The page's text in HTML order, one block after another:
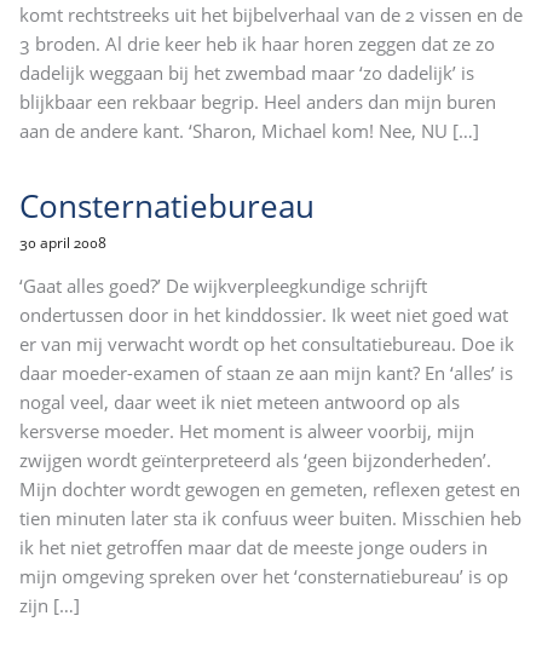
komt rechtstreeks uit het bijbelverhaal van de 2 vissen en de
3 broden. Al drie keer heb ik haar horen zeggen dat ze zo
dadelijk weggaan bij het zwembad maar ‘zo dadelijk’ is
blijkbaar een rekbaar begrip. Heel anders dan mijn buren
aan de andere kant. ‘Sharon, Michael kom! Nee, NU […]
Consternatiebureau
30 april 2008
‘Gaat alles goed?’ De wijkverpleegkundige schrijft
ondertussen door in het kinddossier. Ik weet niet goed wat
er van mij verwacht wordt op het consultatiebureau. Doe ik
daar moeder-examen of staan ze aan mijn kant? En ‘alles’ is
nogal veel, daar weet ik niet meteen antwoord op als
kersverse moeder. Het moment is alweer voorbij, mijn
zwijgen wordt geïnterpreteerd als ‘geen bijzonderheden’.
Mijn dochter wordt gewogen en gemeten, reflexen getest en
tien minuten later sta ik confuus weer buiten. Misschien heb
ik het niet getroffen maar dat de meeste jonge ouders in
mijn omgeving spreken over het ‘consternatiebureau’ is op
zijn […]